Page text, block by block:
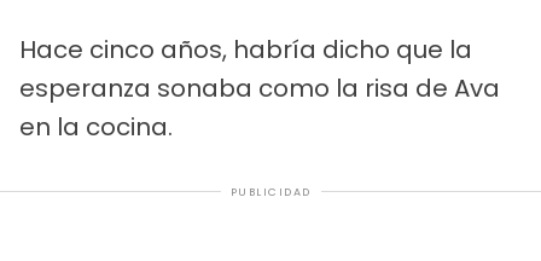
Hace cinco años, habría dicho que la
esperanza sonaba como la risa de Ava
en la cocina.
PUBLICIDAD